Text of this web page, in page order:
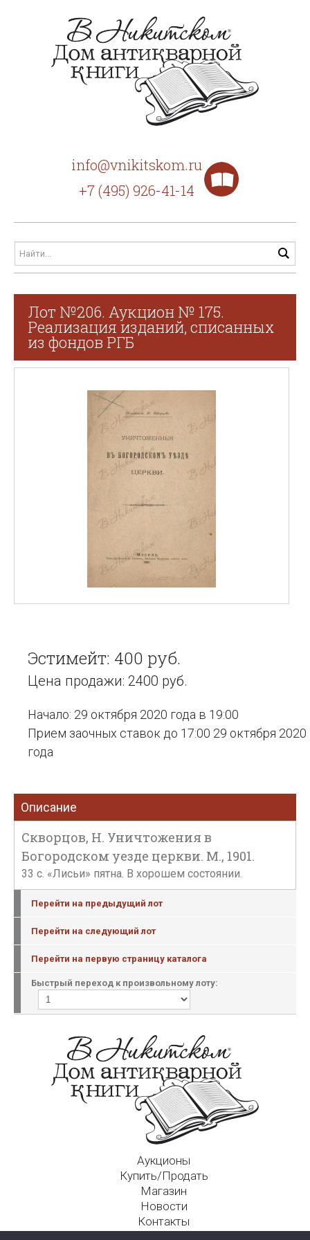
info@vnikitskom.ru
+7 (495) 926-41-14
Лот №206. Аукцион № 175.
Реализация изданий, списанных
из фондов РГБ
Эстимейт: 400 руб.
Цена продажи: 2400 руб.
Начало: 29 октября 2020 года в 19:00
Прием заочных ставок до 17:00 29 октября 2020
года
Описание
Скворцов, Н. Уничтожения в
Богородском уезде церкви. М., 1901.
33 с. «Лисьи» пятна. В хорошем состоянии.
Перейти на предыдущий лот
Перейти на следующий лот
Перейти на первую страницу каталога
Быстрый переход к произвольному лоту:
Аукционы
Купить/Продать
Магазин
Новости
Контакты